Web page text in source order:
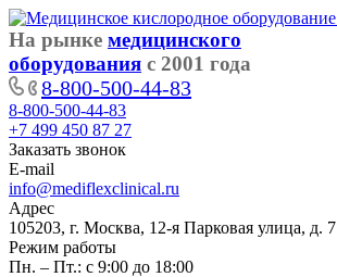
На рынке медицинского
оборудования с 2001 года
8-800-500-44-83
8-800-500-44-83
+7 499 450 87 27
Заказать звонок
E-mail
info@mediflexclinical.ru
Адрес
105203, г. Москва, 12-я Парковая улица, д. 7
Режим работы
Пн. – Пт.: с 9:00 до 18:00